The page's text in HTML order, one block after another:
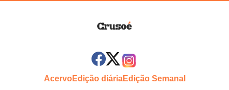
AcervoEdição diáriaEdição Semanal